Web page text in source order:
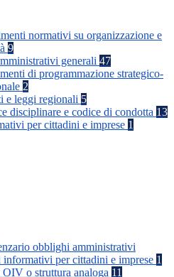
normativi su organizzazione e
9
generali 47
di programmazione strategico-
2
e leggi regionali 5
disciplinare e codice di condotta 13
per cittadini e imprese 1
obblighi amministrativi
informativi per cittadini e imprese 1
o struttura analoga 11